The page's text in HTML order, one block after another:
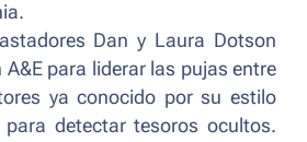
Dan y Laura Dotson
A&E para liderar las pujas entre
ya conocido por su estilo
detectar tesoros ocultos.